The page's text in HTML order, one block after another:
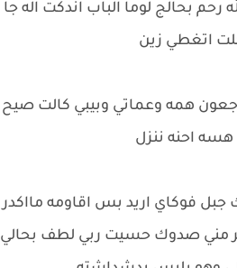
بحالج لوما الباب اندكت اله
اتغطي زين
يرجعون همه وعماتي وبيبي
احنه ننزل
فوكاي اريد بس اقاومه
مني صدوك حسيت ربي لطف